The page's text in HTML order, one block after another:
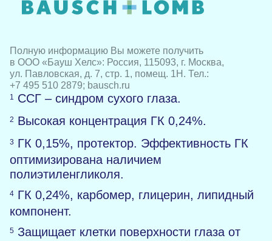
Полную информацию Вы можете получить
в ООО «Бауш Хелс»: Россия, 115093, г. Москва,
ул. Павловская, д. 7, стр. 1, помещ. 1Н. Тел.:
+7 495 510 2879; bausch.ru
1 ССГ – синдром сухого глаза.
2 Высокая концентрация ГК 0,24%.
3 ГК 0,15%, протектор. Эффективность ГК
оптимизирована наличием
полиэтиленгликоля.
4 ГК 0,24%, карбомер, глицерин, липидный
компонент.
5 Защищает клетки поверхности глаза от